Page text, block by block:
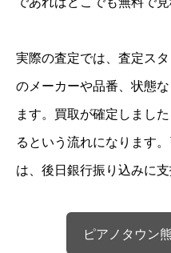
実際の査定では、査定ス
のメーカーや品番、状態
ます。買取が確定しまし
るという流れになります
は、後日銀行振り込みに支
ピアノタウン